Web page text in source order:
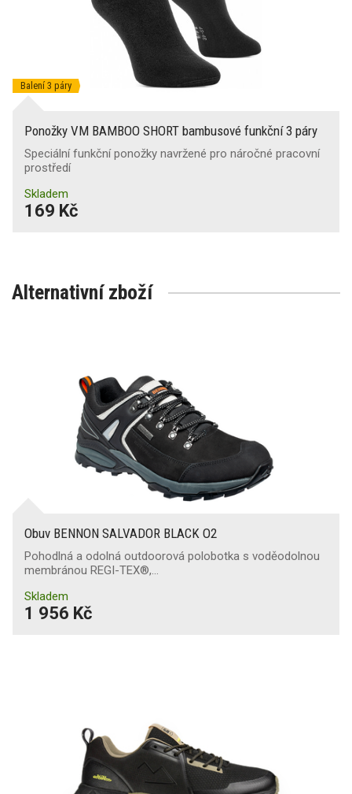
Balení 3 páry
Ponožky VM BAMBOO SHORT bambusové funkční 3 páry
Speciální funkční ponožky navržené pro náročné pracovní
prostředí
Skladem
169 Kč
Alternativní zboží
Obuv BENNON SALVADOR BLACK O2
Pohodlná a odolná outdoorová polobotka s voděodolnou
membránou REGI-TEX®,…
Skladem
1 956 Kč